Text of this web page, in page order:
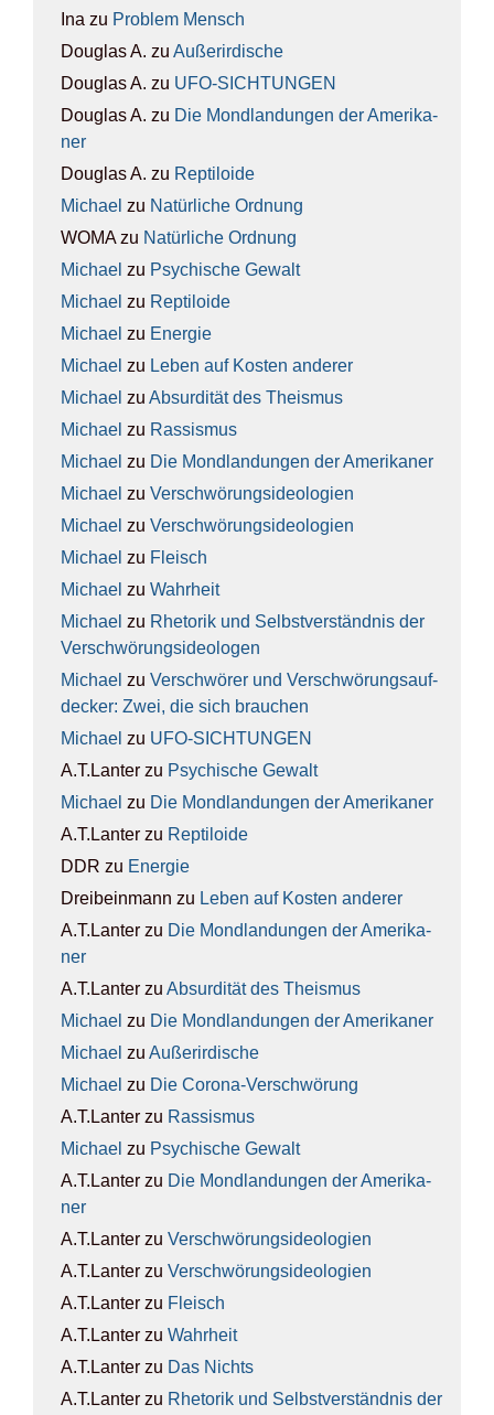
Ina zu Pro­blem Mensch
Douglas A. zu Außer­ir­di­sche
Douglas A. zu UFO-SICH­TUN­GEN
Douglas A. zu Die Mond­lan­dun­gen der Ame­ri­ka­
ner
Douglas A. zu Rep­ti­lo­ide
Michael zu Natür­li­che Ord­nung
WOMAzu Natür­li­che Ord­nung
Michael zu Psy­chi­sche Gewalt
Michael zu Rep­ti­lo­ide
Michael zu Ener­gie
Michael zu Leben auf Kos­ten ande­rer
Michael zu Absur­di­tät des The­is­mus
Michael zu Ras­sis­mus
Michael zu Die Mond­lan­dun­gen der Ame­ri­ka­ner
Michael zu Ver­schwö­rungs­ideo­lo­gien
Michael zu Ver­schwö­rungs­ideo­lo­gien
Michael zu Fleisch
Michael zu Wahr­heit
Michael zu Rhe­to­rik und Selbst­ver­ständ­nis der
Ver­schwö­rungs­ideo­lo­gen
Michael zu Ver­schwö­rer und Ver­schwö­rungs­auf­
de­cker: Zwei, die sich brau­chen
Michael zu UFO-SICH­TUN­GEN
A.T.Lanter zu Psy­chi­sche Gewalt
Michael zu Die Mond­lan­dun­gen der Ame­ri­ka­ner
A.T.Lanter zu Rep­ti­lo­ide
DDR zu Ener­gie
Dreibeinmann zu Leben auf Kos­ten ande­rer
A.T.Lanter zu Die Mond­lan­dun­gen der Ame­ri­ka­
ner
A.T.Lanter zu Absur­di­tät des The­is­mus
Michael zu Die Mond­lan­dun­gen der Ame­ri­ka­ner
Michael zu Außer­ir­di­sche
Michael zu Die Coro­na-Ver­schwö­rung
A.T.Lanter zu Ras­sis­mus
Michael zu Psy­chi­sche Gewalt
A.T.Lanter zu Die Mond­lan­dun­gen der Ame­ri­ka­
ner
A.T.Lanter zu Ver­schwö­rungs­ideo­lo­gien
A.T.Lanter zu Ver­schwö­rungs­ideo­lo­gien
A.T.Lanter zu Fleisch
A.T.Lanter zu Wahr­heit
A.T.Lanter zu Das Nichts
A.T.Lanter zu Rhe­to­rik und Selbst­ver­ständ­nis der